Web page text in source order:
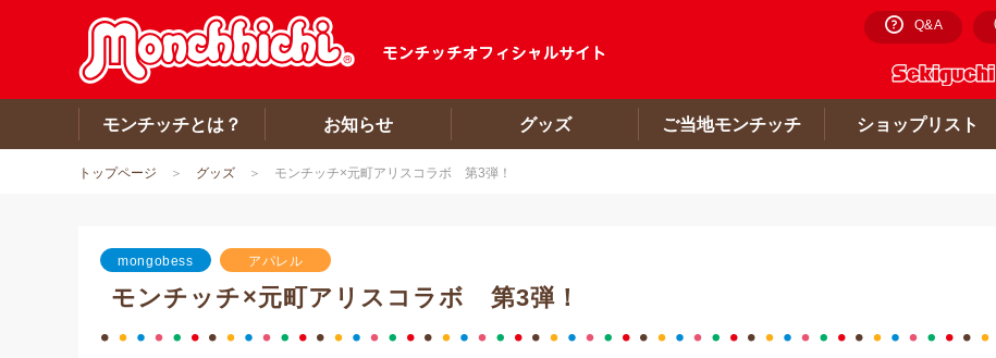
Q&A
モンチッチとは？ お知らせ グッズ ご当地モンチッチ ショップリスト
トップページ グッズ モンチッチ×元町アリスコラボ 第3弾！
mongobess アパレル
モンチッチ×元町アリスコラボ 第3弾！